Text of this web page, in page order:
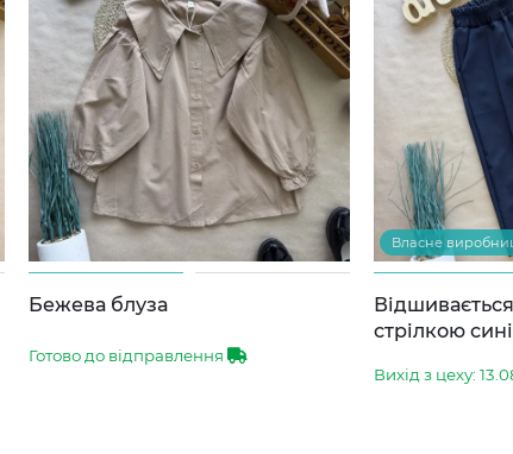
Бежева блуза
Готово до відправлення
Власне
стрілкою сині
Вихід з цеху: